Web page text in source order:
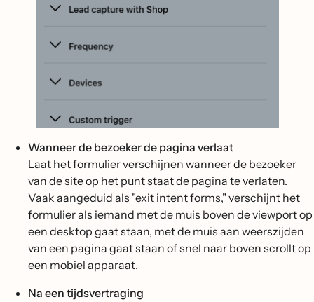
Wanneer de bezoeker de pagina verlaat
Laat het formulier verschijnen wanneer de bezoeker
van de site op het punt staat de pagina te verlaten.
Vaak aangeduid als "exit intent forms," verschijnt het
formulier als iemand met de muis boven de viewport op
een desktop gaat staan, met de muis aan weerszijden
van een pagina gaat staan of snel naar boven scrollt op
een mobiel apparaat.
Na een tijdsvertraging